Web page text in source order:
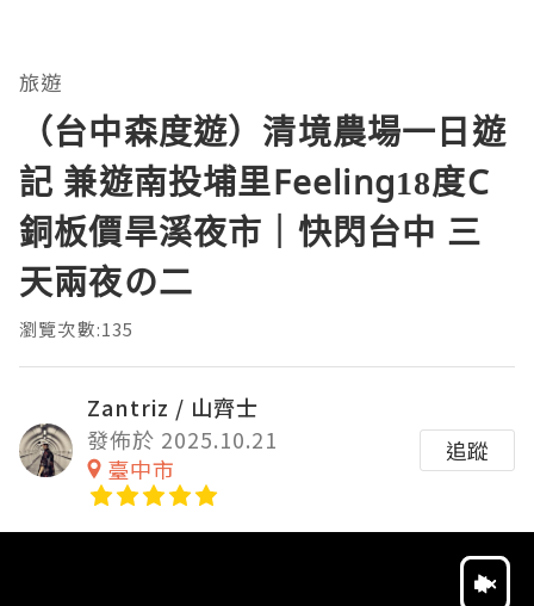
旅遊
（台中森度遊）清境農場一日遊
記 兼遊南投埔里Feeling18度C
銅板價旱溪夜市｜快閃台中 三
天兩夜の二
瀏覽次數:135
Zantriz / 山齊士
發佈於 2025.10.21
臺中市
追蹤